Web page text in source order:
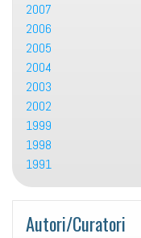
2007
2006
2005
2004
2003
2002
1999
1998
1991
Autori/Curatori